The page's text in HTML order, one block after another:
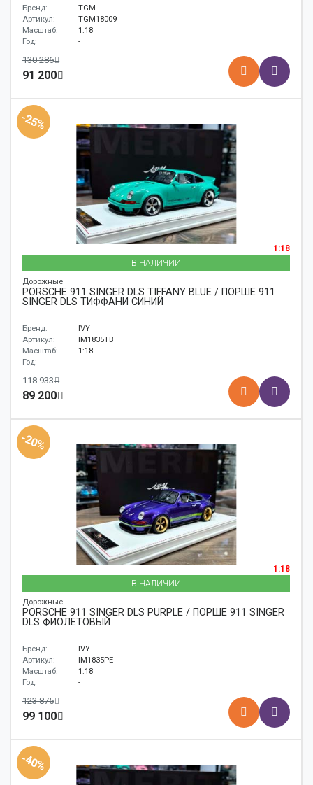
Бренд:
TGM
Артикул:
TGM18009
Масштаб:
1:18
Год:
-
130 286
91 200
-25%
1:18
В НАЛИЧИИ
Дорожные
PORSCHE 911 SINGER DLS TIFFANY BLUE / ПОРШЕ 911
SINGER DLS ТИФФАНИ СИНИЙ
Бренд:
IVY
Артикул:
IM1835TB
Масштаб:
1:18
Год:
-
118 933
89 200
-20%
1:18
В НАЛИЧИИ
Дорожные
PORSCHE 911 SINGER DLS PURPLE / ПОРШЕ 911 SINGER
DLS ФИОЛЕТОВЫЙ
Бренд:
IVY
Артикул:
IM1835PE
Масштаб:
1:18
Год:
-
123 875
99 100
-40%